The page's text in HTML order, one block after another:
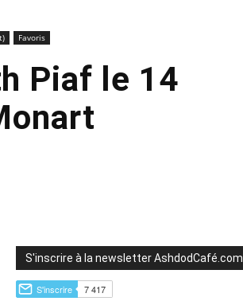
Favoris
Piaf le 14
S'inscrire à la newsletter AshdodCafé.com